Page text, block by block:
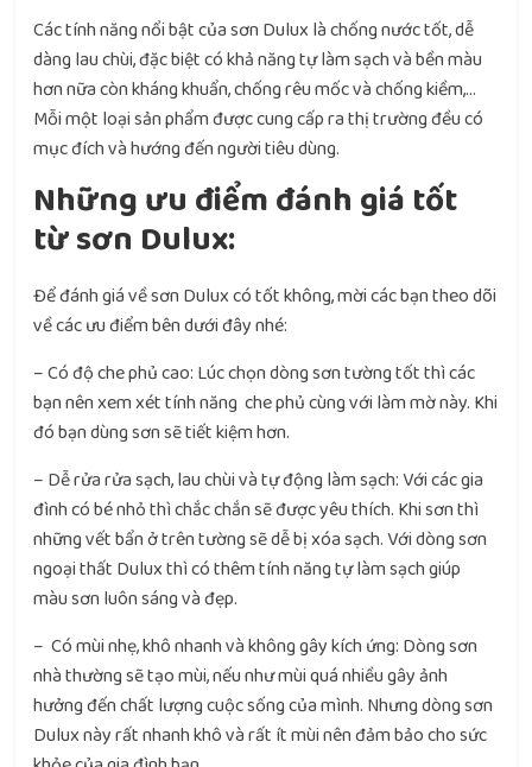
Các tính năng nổi bật của sơn Dulux là chống nước tốt, dễ
dàng lau chùi, đặc biệt có khả năng tự làm sạch và bền màu
hơn nữa còn kháng khuẩn, chống rêu mốc và chống kiềm,…
Mỗi một loại sản phẩm được cung cấp ra thị trường đều có
mục đích và hướng đến người tiêu dùng.
Những ưu điểm đánh giá tốt
từ sơn Dulux:
Để đánh giá về sơn Dulux có tốt không, mời các bạn theo dõi
về các ưu điểm bên dưới đây nhé:
– Có độ che phủ cao: Lúc chọn dòng sơn tường tốt thì các
bạn nên xem xét tính năng che phủ cùng với làm mờ này. Khi
đó bạn dùng sơn sẽ tiết kiệm hơn.
– Dễ rửa rửa sạch, lau chùi và tự động làm sạch: Với các gia
đình có bé nhỏ thì chắc chắn sẽ được yêu thích. Khi sơn thì
những vết bẩn ở trên tường sẽ dễ bị xóa sạch. Với dòng sơn
ngoại thất Dulux thì có thêm tính năng tự làm sạch giúp
màu sơn luôn sáng và đẹp.
– Có mùi nhẹ, khô nhanh và không gây kích ứng: Dòng sơn
nhà thường sẽ tạo mùi, nếu như mùi quá nhiều gây ảnh
hưởng đến chất lượng cuộc sống của mình. Nhưng dòng sơn
Dulux này rất nhanh khô và rất ít mùi nên đảm bảo cho sức